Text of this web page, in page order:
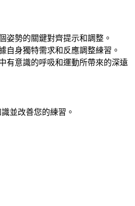
姿勢的關鍵對齊提示和調整。
自身獨特需求和反應調整練習。
有意識的呼吸和運動所帶來的深遠
並改善您的練習。